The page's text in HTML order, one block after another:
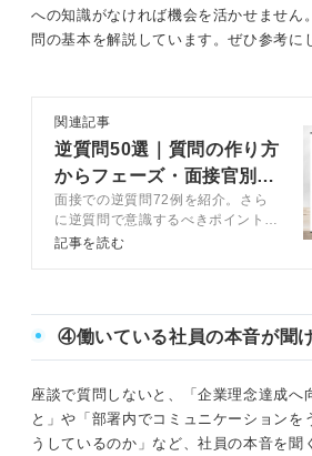
への知識がなければ機会を活かせません
問の基本を解説しています。ぜひ参考に
関連記事
逆質問50選｜質問の作り方
からフェーズ・面接官別の
対策まで解説
面接での逆質問72例を紹介。さら
に逆質問で意識するべきポイント、
NGな質問例などをキャリアコンサ
記事を読む
④働いている社員の本音が聞
座談で質問しないと、「企業理念達成へ
と」や「部署内でコミュニケーションを
うしているのか」など、社員の本音を聞